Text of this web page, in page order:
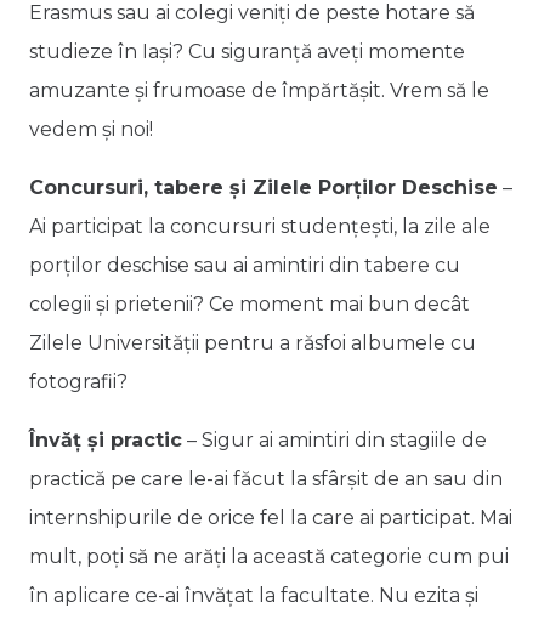
Erasmus sau ai colegi veniți de peste hotare să
studieze în Iași? Cu siguranță aveți momente
amuzante și frumoase de împărtășit. Vrem să le
vedem și noi!
Concursuri, tabere și Zilele Porților Deschise –
Ai participat la concursuri studențești, la zile ale
porților deschise sau ai amintiri din tabere cu
colegii și prietenii? Ce moment mai bun decât
Zilele Universității pentru a răsfoi albumele cu
fotografii?
Învăț și practic – Sigur ai amintiri din stagiile de
practică pe care le-ai făcut la sfârșit de an sau din
internshipurile de orice fel la care ai participat. Mai
mult, poți să ne arăți la această categorie cum pui
în aplicare ce-ai învățat la facultate. Nu ezita și